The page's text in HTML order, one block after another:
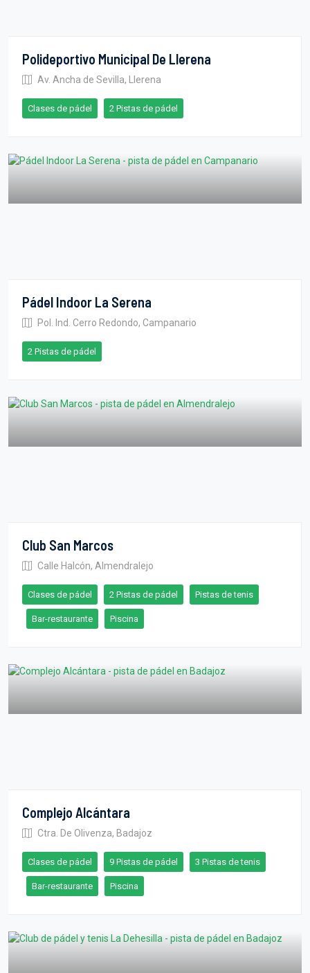
Polideportivo Municipal De Llerena
Av. Ancha de Sevilla, Llerena
Clases de pádel 2 Pistas de pádel
Pádel Indoor La Serena
Pol. Ind. Cerro Redondo, Campanario
2 Pistas de pádel
Club San Marcos
Calle Halcón, Almendralejo
Clases de pádel 2 Pistas de pádel Pistas de tenis
Bar-restaurante Piscina
Complejo Alcántara
Ctra. De Olivenza, Badajoz
Clases de pádel 9 Pistas de pádel 3 Pistas de tenis
Bar-restaurante Piscina